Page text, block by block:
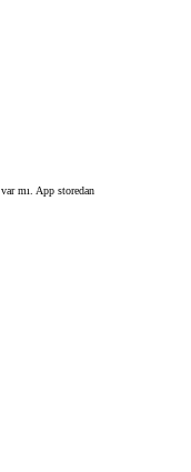
mı. App storedan